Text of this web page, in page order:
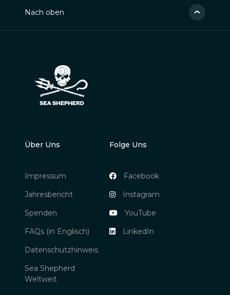
Nach oben
Über Uns
Impressum
Jahresbericht
Spenden
FAQs (in Englisch)
Datenschutzhinweis
Sea Shepherd
Weltweit
Folge Uns
Facebook
Instagram
YouTube
LinkedIn